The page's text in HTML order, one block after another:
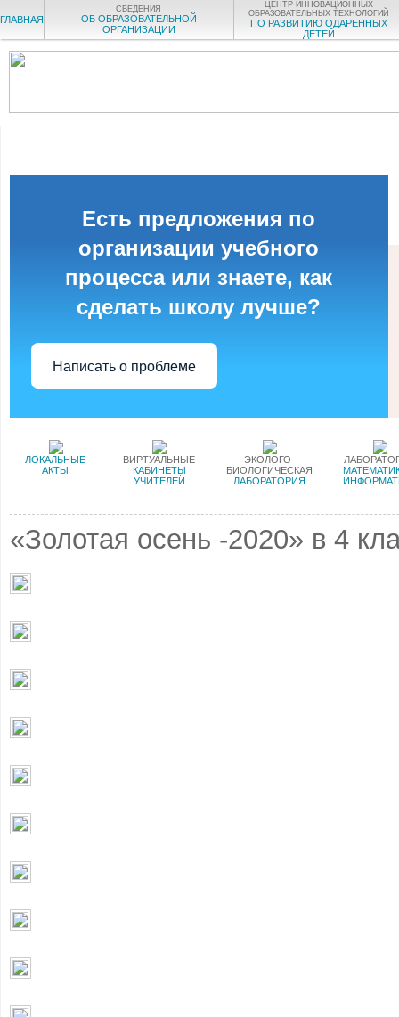
ГЛАВНАЯ
СВЕДЕНИЯ
ОБ ОБРАЗОВАТЕЛЬНОЙ
ОРГАНИЗАЦИИ
ЦЕНТР ИННОВАЦИОННЫХ
ОБРАЗОВАТЕЛЬНЫХ ТЕХНОЛОГИЙ
ПО РАЗВИТИЮ ОДАРЕННЫХ
ДЕТЕЙ
Есть предложения по
организации учебного
процесса или знаете, как
сделать школу лучше?
Написать о проблеме
ЛОКАЛЬНЫЕ
АКТЫ
ВИРТУАЛЬНЫЕ
КАБИНЕТЫ
УЧИТЕЛЕЙ
ЭКОЛОГО-
БИОЛОГИЧЕСКАЯ
ЛАБОРАТОРИЯ
«Золотая осень -2020» в 4